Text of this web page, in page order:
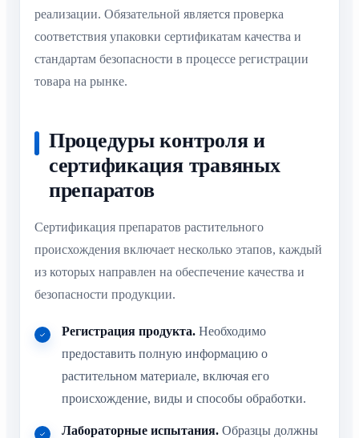
реализации. Обязательной является проверка
соответствия упаковки сертификатам качества и
стандартам безопасности в процессе регистрации
товара на рынке.
Процедуры контроля и
сертификация травяных
препаратов
Сертификация препаратов растительного
происхождения включает несколько этапов, каждый
из которых направлен на обеспечение качества и
безопасности продукции.
Регистрация продукта. Необходимо
предоставить полную информацию о
растительном материале, включая его
происхождение, виды и способы обработки.
Лабораторные испытания. Образцы должны